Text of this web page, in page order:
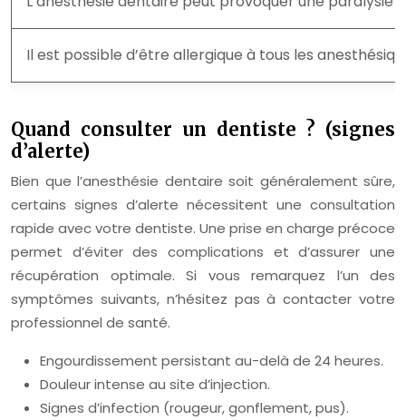
Il est possible d’être allergique à tous les
Quand consulter un dentiste ? (signes
d’alerte)
Bien que l’anesthésie dentaire soit généralement sûre,
certains signes d’alerte nécessitent une consultation
rapide avec votre dentiste. Une prise en charge précoce
permet d’éviter des complications et d’assurer une
récupération optimale. Si vous remarquez l’un des
symptômes suivants, n’hésitez pas à contacter votre
professionnel de santé.
Engourdissement persistant au-delà de 24 heures.
Douleur intense au site d’injection.
Signes d’infection (rougeur, gonflement, pus).